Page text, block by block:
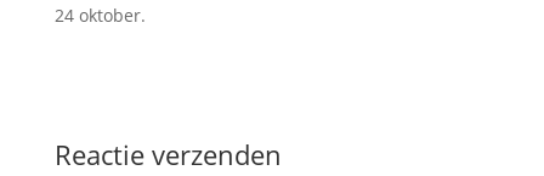
24 oktober.
Reactie verzenden